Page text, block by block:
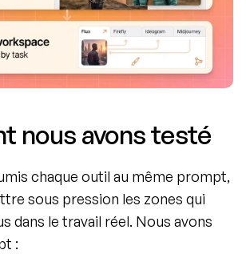
nous avons testé
chaque outil au même prompt,
sous pression les zones qui
dans le travail réel. Nous avons
: